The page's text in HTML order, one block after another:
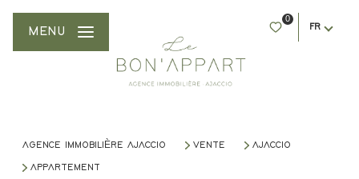
0
FR
MENU
AGENCE IMMOBILIÈRE AJACCIO VENTE AJACCIO
APPARTEMENT